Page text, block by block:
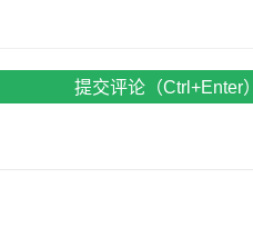
提交评论（Ctrl+Enter）